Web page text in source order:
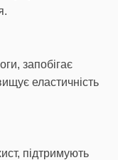
запобігає
еластичність
підтримують